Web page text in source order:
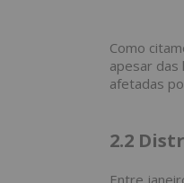
Como
apesar das
afetadas
2.2
Entre